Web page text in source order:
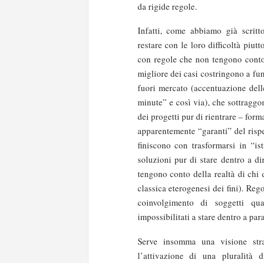
da rigide regole.
Infatti, come abbiamo già
restare con le loro difficoltà
con regole che non tengono
migliore dei casi costringono a
fuori mercato (accentuazione
minute” e così via), che
dei progetti pur di rientrare –
apparentemente “garanti” del
finiscono con trasformarsi in
soluzioni pur di stare dentro a
tengono conto della realtà di chi
classica eterogenesi dei fini).
coinvolgimento di soggetti
impossibilitati a stare dentro a
Serve insomma una visione
l’attivazione di una pluralità